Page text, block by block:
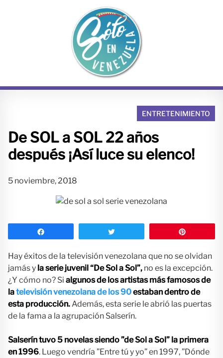
l
ENTRETENIMIENTO
De SOL a SOL 22 años
después ¡Así luce su elenco!
5 noviembre, 2018
Hay éxitos de la televisión venezolana que no se olvidan
jamás y la serie juvenil “De Sol a Sol”, no es la excepción.
¿Y cómo no? Si algunos de los artistas más famosos de
latelevisión venezolana de los 90estaban dentro de
esta producción. Además, esta serie le abrió las puertas
de la fama a la agrupación Salserín.
Salserín tuvo 5 novelas siendo ”de Sol a Sol” la primera
en 1996. Luego vendría ”Entre tú y yo” en 1997, ”Dónde